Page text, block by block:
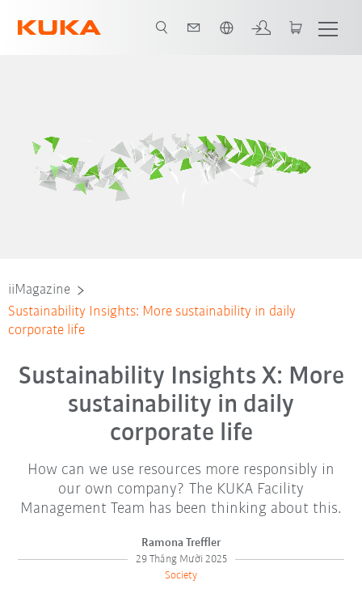
iiMagazine
Sustainability Insights: More sustainability in daily
corporate life
Sustainability Insights X: More
sustainability in daily
corporate life
How can we use resources more responsibly in
our own company? The KUKA Facility
Management Team has been thinking about this.
Ramona Treffler
29 Tháng Mười 2025
Society